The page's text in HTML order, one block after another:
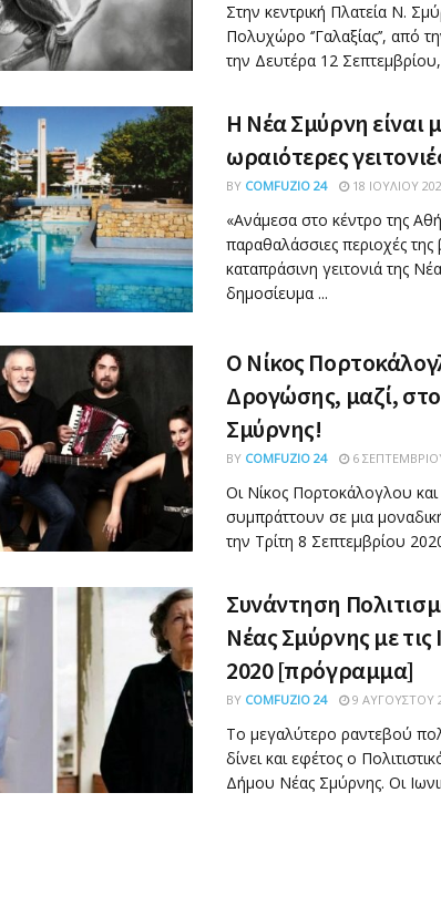
Στην κεντρική Πλατεία Ν.
Πολυχώρο ‘’Γαλαξίας’’, από
την Δευτέρα 12
Η Νέα Σμύρνη είναι
ωραιότερες
BY COMFUZIO 24 18 ΙΟΥΛΊΟΥ
«Ανάμεσα στο κέντρο της
παραθαλάσσιες περιοχές της
καταπράσινη γειτονιά της
δημοσίευμα ...
Ο Νίκος
Δρογώσης, μαζί,
Σμύρνης!
BY COMFUZIO 24 6
Οι Νίκος Πορτοκάλογλου
συμπράττουν σε μια
την Τρίτη 8 Σεπτεμβρίου
Συνάντηση
Νέας Σμύρνης με τις
2020 [πρόγραμμα]
BY COMFUZIO 24 9 ΑΥΓΟΎΣΤΟΥ
Το μεγαλύτερο ραντεβού
δίνει και εφέτος ο
Δήμου Νέας Σμύρνης. Οι